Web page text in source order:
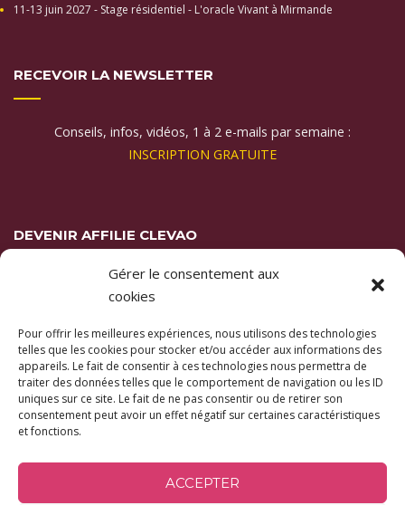
Gérer le consentement aux
cookies
Pour offrir les meilleures expériences, nous utilisons des technologies
telles que les cookies pour stocker et/ou accéder aux informations des
appareils. Le fait de consentir à ces technologies nous permettra de
traiter des données telles que le comportement de navigation ou les ID
uniques sur ce site. Le fait de ne pas consentir ou de retirer son
consentement peut avoir un effet négatif sur certaines caractéristiques
et fonctions.
ACCEPTER
11-13 juin 2027 - Stage résidentiel - L'oracle Vivant à Mirmande
RECEVOIR LA NEWSLETTER
Conseils, infos, vidéos, 1 à 2 e-mails par semaine :
INSCRIPTION GRATUITE
DEVENIR AFFILIE CLEVAO
En savoir plus ici
Mentions légales